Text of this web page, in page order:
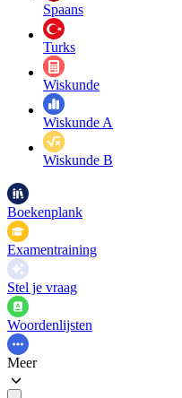
Spaans
Turks
Wiskunde
Wiskunde A
Wiskunde B
Boekenplank
Examentraining
Stel je vraag
Woordenlijsten
Meer